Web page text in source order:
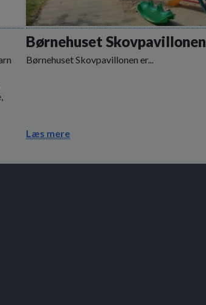
Børnehuset Skovpavillonen
Børnehuset Skovpavillonen er...
Læs mere